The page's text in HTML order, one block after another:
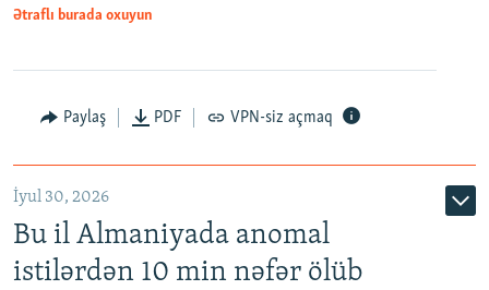
Ətraflı burada oxuyun
Paylaş PDF VPN-siz açmaq
İyul 30, 2026
Bu il Almaniyada anomal
istilərdən 10 min nəfər ölüb